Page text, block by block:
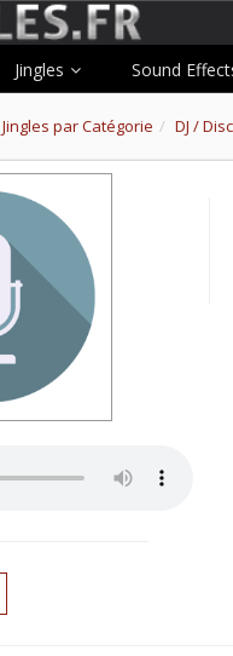
Jingles Sound
Jingles par Catégorie DJ /